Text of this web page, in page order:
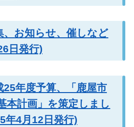
、お知らせ、催しなど
日発行)
25年度予算、「鹿屋市
本計画」を策定しまし
年4月12日発行)